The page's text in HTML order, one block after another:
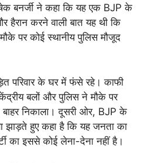
बनर्जी ने कहा कि यह एक BJP के
हैरान करने वाली बात यह थी कि
पर कोई स्थानीय पुलिस मौजूद
परिवार के घर में फंसे रहे। काफी
बलों और पुलिस ने मौके पर
बाहर निकाला। दूसरी ओर, BJP के
हुए कहा है कि यह जनता का
का इससे कोई लेना-देना नहीं है।